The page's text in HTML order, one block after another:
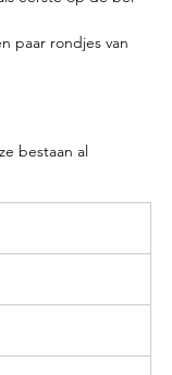
paar rondjes van
bestaan al